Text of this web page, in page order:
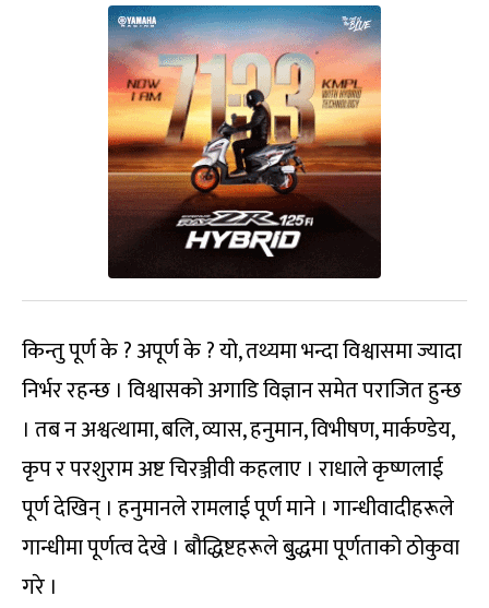
किन्तु पूर्ण के ? अपूर्ण के ? यो, तथ्यमा भन्दा विश्वासमा ज्यादा
निर्भर रहन्छ । विश्वासको अगाडि विज्ञान समेत पराजित हुन्छ
। तब न अश्वत्थामा, बलि, व्यास, हनुमान, विभीषण, मार्कण्डेय,
कृप र परशुराम अष्ट चिरञ्जीवी कहलाए । राधाले कृष्णलाई
पूर्ण देखिन् । हनुमानले रामलाई पूर्ण माने । गान्धीवादीहरूले
गान्धीमा पूर्णत्व देखे । बौद्धिष्टहरूले बुुद्धमा पूर्णताको ठोकुवा
गरे ।